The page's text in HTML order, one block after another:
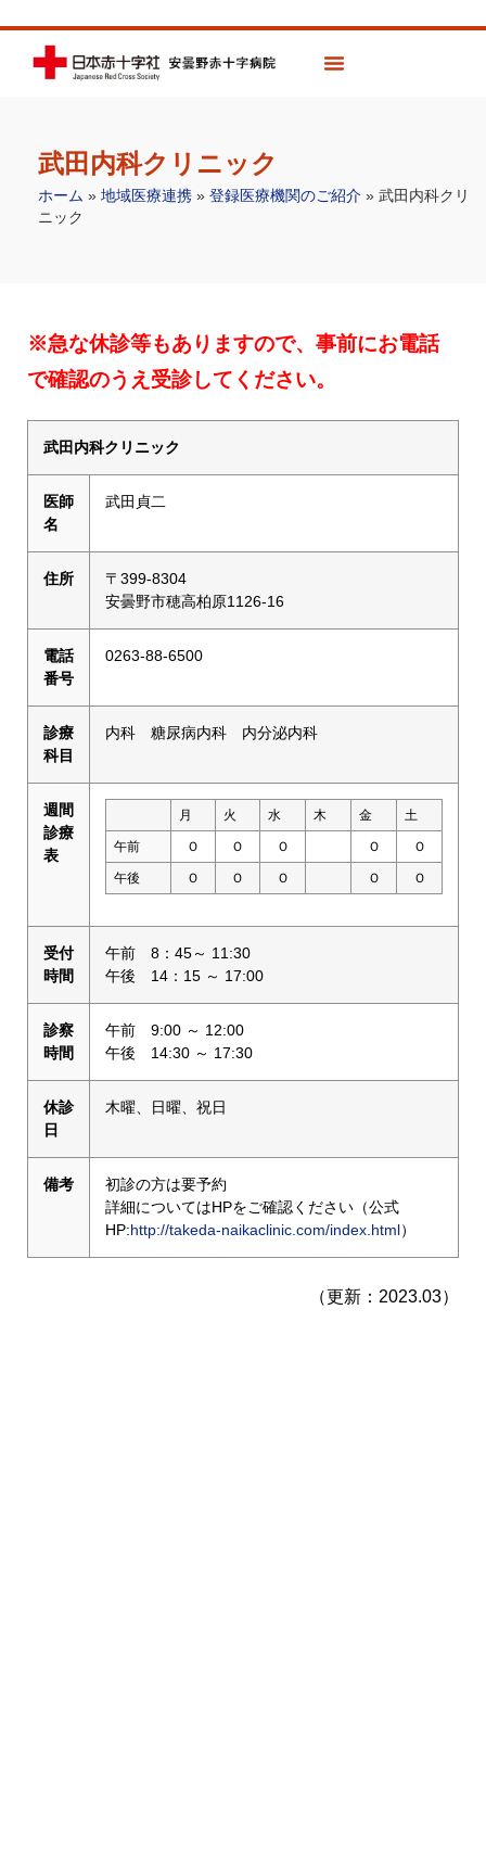
武田内科クリニック
ホーム » 地域医療連携 » 登録医療機関のご紹介 » 武田内科クリ
ニック
※急な休診等もありますので、事前にお電話
で確認のうえ受診してください。
武田内科クリニック
医師
名
武田貞二
住所
〒399-8304
安曇野市穂高柏原1126-16
電話
番号
0263-88-6500
診療
科目
内科 糖尿病内科 内分泌内科
週間
診療
表
月 火 水 木 金 土
午前 Ｏ Ｏ Ｏ Ｏ Ｏ
午後 Ｏ Ｏ Ｏ Ｏ Ｏ
受付
時間
午前 8：45～ 11:30
午後 14：15 ～ 17:00
診察
時間
午前 9:00 ～ 12:00
午後 14:30 ～ 17:30
休診
日
木曜、日曜、祝日
備考
初診の方は要予約
詳細についてはHPをご確認ください（公式
HP:http://takeda-naikaclinic.com/index.html）
（更新：2023.03）